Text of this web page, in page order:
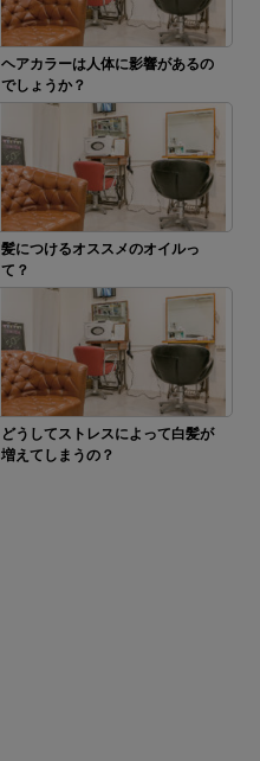
ヘアカラーは人体に影響があるの
でしょうか？
髪につけるオススメのオイルっ
て？
どうしてストレスによって白髪が
増えてしまうの？